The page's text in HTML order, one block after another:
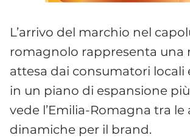
L’arrivo del marchio nel
romagnolo rappresenta una
attesa dai consumatori locali
in un piano di espansione
vede l’Emilia-Romagna tra le
dinamiche per il brand.